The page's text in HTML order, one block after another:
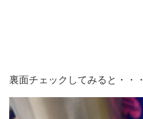
裏面チェックしてみると・・・